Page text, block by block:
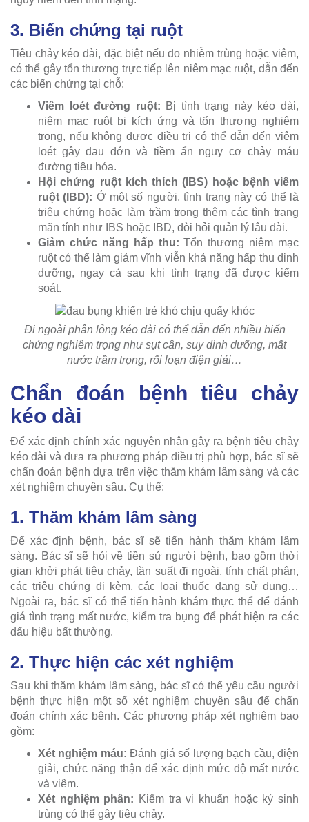
3. Biến chứng tại ruột
Tiêu chảy kéo dài, đặc biệt nếu do nhiễm trùng hoặc viêm,
có thể gây tổn thương trực tiếp lên niêm mạc ruột, dẫn đến
các biến chứng tại chỗ:
Viêm loét đường ruột: Bị tình trạng này kéo dài,
niêm mạc ruột bị kích ứng và tổn thương nghiêm
trọng, nếu không được điều trị có thể dẫn đến viêm
loét gây đau đớn và tiềm ẩn nguy cơ chảy máu
đường tiêu hóa.
Hội chứng ruột kích thích (IBS) hoặc bệnh viêm
ruột (IBD): Ở một số người, tình trạng này có thể là
triệu chứng hoặc làm trầm trọng thêm các tình trạng
mãn tính như IBS hoặc IBD, đòi hỏi quản lý lâu dài.
Giảm chức năng hấp thu: Tổn thương niêm mạc
ruột có thể làm giảm vĩnh viễn khả năng hấp thu dinh
dưỡng, ngay cả sau khi tình trạng đã được kiểm
soát.
Đi ngoài phân lỏng kéo dài có thể dẫn đến nhiều biến
chứng nghiêm trọng như sụt cân, suy dinh dưỡng, mất
nước trầm trọng, rối loạn điện giải…
Chẩn đoán bệnh tiêu chảy
kéo dài
Để xác định chính xác nguyên nhân gây ra bệnh tiêu chảy
kéo dài và đưa ra phương pháp điều trị phù hợp, bác sĩ sẽ
chẩn đoán bệnh dựa trên việc thăm khám lâm sàng và các
xét nghiệm chuyên sâu. Cụ thể:
1. Thăm khám lâm sàng
Để xác định bệnh, bác sĩ sẽ tiến hành thăm khám lâm
sàng. Bác sĩ sẽ hỏi về tiền sử người bệnh, bao gồm thời
gian khởi phát tiêu chảy, tần suất đi ngoài, tính chất phân,
các triệu chứng đi kèm, các loại thuốc đang sử dụng…
Ngoài ra, bác sĩ có thể tiến hành khám thực thể để đánh
giá tình trạng mất nước, kiểm tra bụng để phát hiện ra các
dấu hiệu bất thường.
2. Thực hiện các xét nghiệm
Sau khi thăm khám lâm sàng, bác sĩ có thể yêu cầu người
bệnh thực hiện một số xét nghiệm chuyên sâu để chẩn
đoán chính xác bệnh. Các phương pháp xét nghiệm bao
gồm:
Xét nghiệm máu: Đánh giá số lượng bạch cầu, điện
giải, chức năng thận để xác định mức độ mất nước
và viêm.
Xét nghiệm phân: Kiểm tra vi khuẩn hoặc ký sinh
trùng có thể gây tiêu chảy.